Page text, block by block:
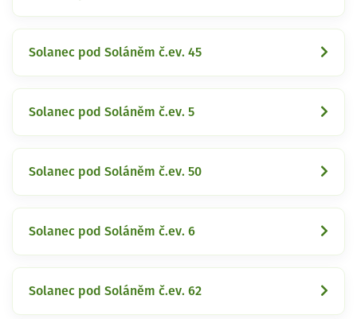
Solanec pod Soláněm č.ev. 45
Solanec pod Soláněm č.ev. 5
Solanec pod Soláněm č.ev. 50
Solanec pod Soláněm č.ev. 6
Solanec pod Soláněm č.ev. 62